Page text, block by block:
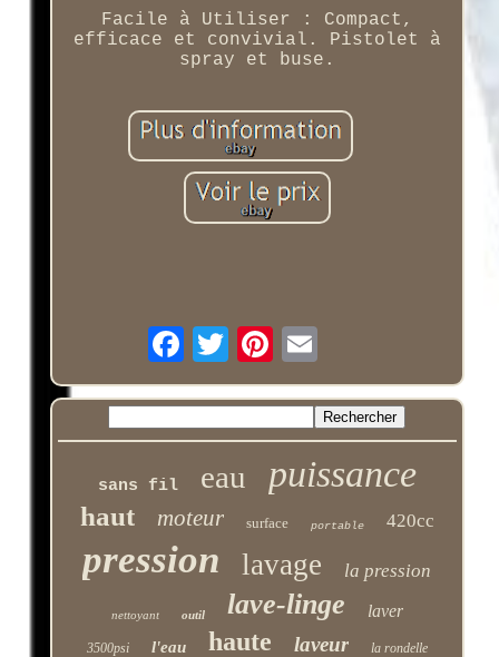
Facile à Utiliser : Compact,
efficace et convivial. Pistolet à
spray et buse.
sans fil eau puissance
haut moteur surface portable 420cc
pression lavage la pression
nettoyant outil lave-linge laver
3500psi l'eau haute laveur la rondelle